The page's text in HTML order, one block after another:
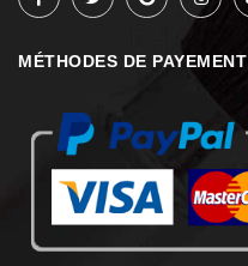
MÉTHODES DE PAYEMENT